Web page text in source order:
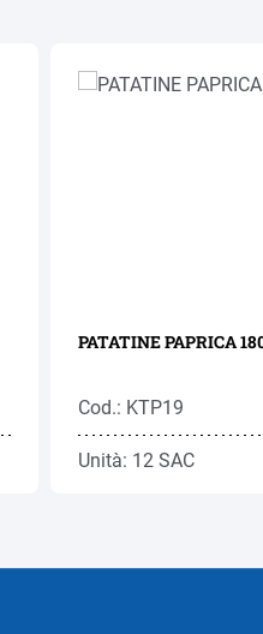
PATATINE PAPRICA
Cod.: KTP19
Unità: 12 SAC